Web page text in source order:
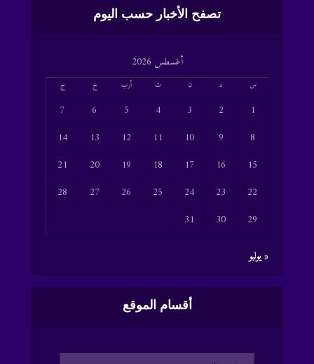
تصفح الأخبار حسب اليوم
أغسطس 2026
س د ن ث أرب خ ج
1
2
3
4
5
6
7
8
9
10
11
12
13
14
15
16
17
18
19
20
21
22
23
24
25
26
27
28
29
30
31
« يوليو
أقسام الموقع